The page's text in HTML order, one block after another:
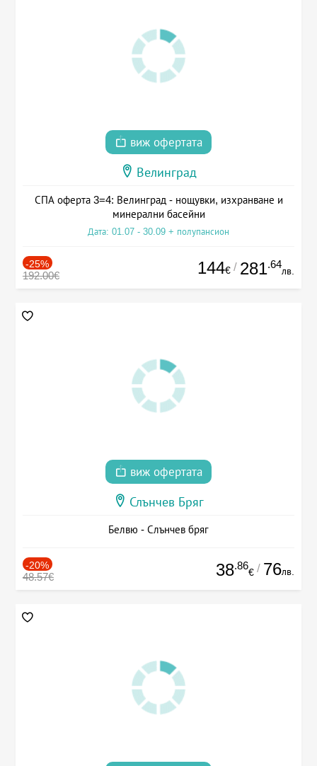
виж офертата
Велинград
СПА оферта 3=4: Велинград - нощувки, изхранване и
минерални басейни
Дата: 01.07 - 30.09 + полупансион
-25%
192.00€ 144€ / 281.64
лв.
виж офертата
Слънчев Бряг
Белвю - Слънчев бряг
-20%
48.57€ 38.86
€ / 76лв.